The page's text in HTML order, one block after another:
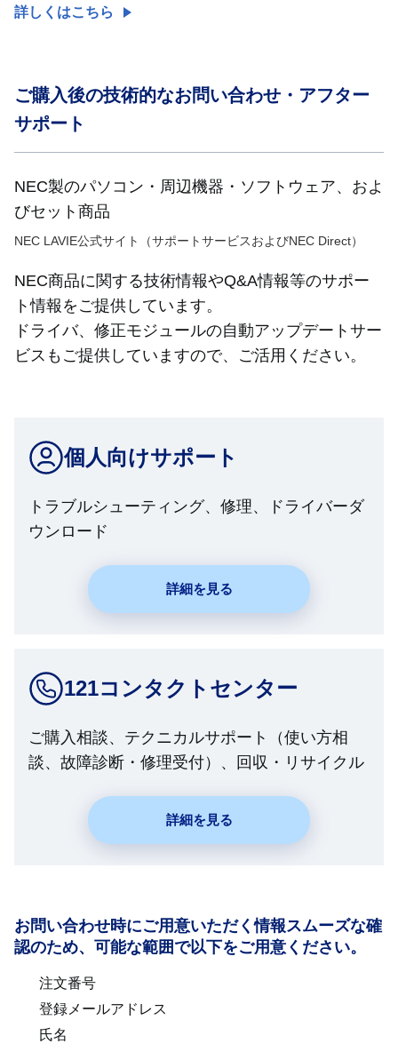
詳しくはこちら
ご購入後の技術的なお問い合わせ・アフター
サポート
NEC製のパソコン・周辺機器・ソフトウェア、およ
びセット商品
NEC LAVIE公式サイト（サポートサービスおよびNEC Direct）
NEC商品に関する技術情報やQ&A情報等のサポー
ト情報をご提供しています。
ドライバ、修正モジュールの自動アップデートサー
ビスもご提供していますので、ご活用ください。
個人向けサポート
トラブルシューティング、修理、ドライバーダ
ウンロード
詳細を見る
121コンタクトセンター
ご購入相談、テクニカルサポート（使い方相
談、故障診断・修理受付）、回収・リサイクル
詳細を見る
お問い合わせ時にご用意いただく情報スムーズな確
認のため、可能な範囲で以下をご用意ください。
注文番号
登録メールアドレス
氏名